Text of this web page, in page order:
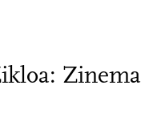
Zinema